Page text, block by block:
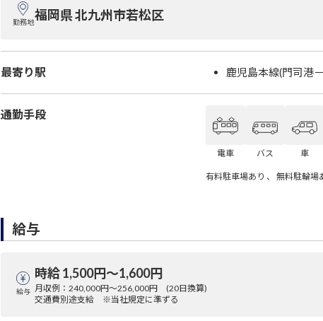
勤務地福岡県 北九州市若松区
最寄り駅 鹿児島本線(門司港
通勤手段
電車 バス 車
有料駐車場あり 、 無料駐輪場
給与
給与
時給 1,500円〜1,600円
月収例：240,000円～256,000円 (20日換算)
交通費別途支給 ※当社規定に準ずる